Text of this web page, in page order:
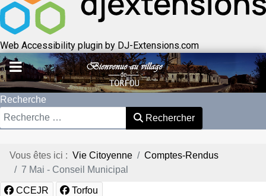
Web Accessibility plugin by DJ-Extensions.com
Recherche
Rechercher
Vous êtes ici : Vie Citoyenne
Comptes-Rendus
7 Mai - Conseil Municipal
CCEJR Torfou